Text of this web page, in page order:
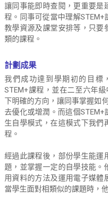
讓同事能即時查閱，更重要是
程。同事可從當中理解STEM+
教學資源及課堂安排等，只要
類的課程。
計劃成果
我們成功達到學期初的目標
STEM+課程，並在二至六年
下明確的方向，讓同事掌握如
去優化或增潤。而這個
生自學模式，在這模式下我們
程。
經過此課程後，部份學生能運
題，並掌握一定的自學技能。
用資料的方法及運用電子媒體
當學生面對相類似的課題時，